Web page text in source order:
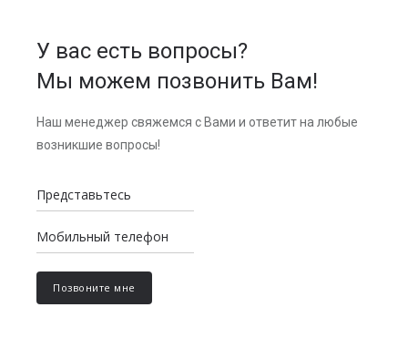
У вас есть вопросы?
Мы можем позвонить Вам!
Наш менеджер свяжемся с Вами и ответит на любые
возникшие вопросы!